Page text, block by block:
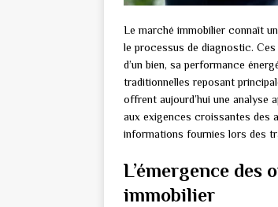
Le marché immobilier connaît
le processus de diagnostic.
d’un bien, sa performance
traditionnelles reposant
offrent aujourd’hui une
aux exigences croissantes des
informations fournies lors des
L’émergence
immobilier